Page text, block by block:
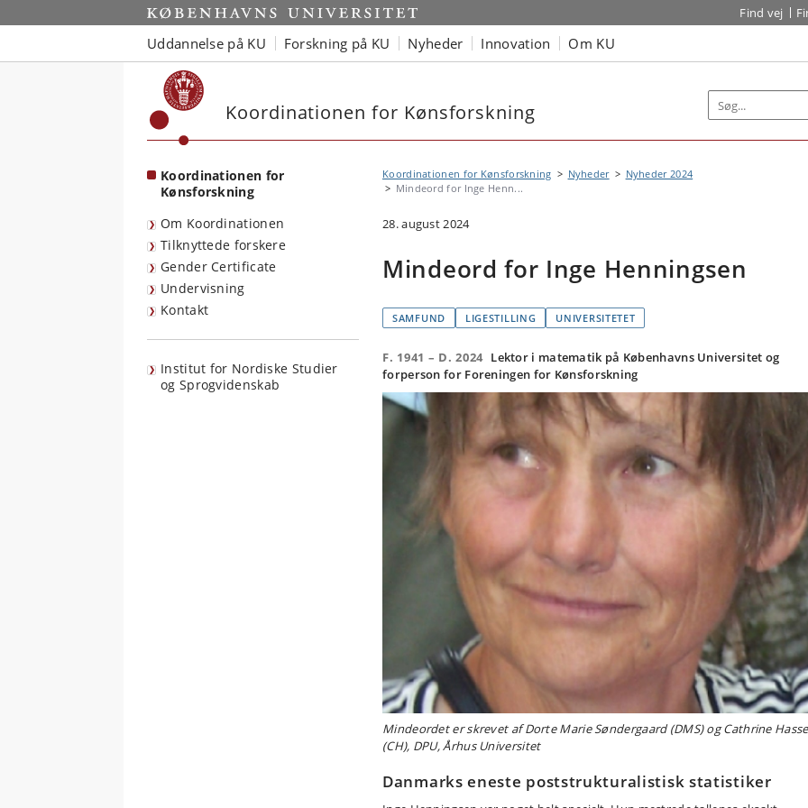
Start Find vej
Uddannelse på KU Forskning på KU Nyheder Innovation Om KU
Koordinationen for Kønsforskning
Koordinationen for
Kønsforskning
Om Koordinationen
Tilknyttede forskere
Gender Certificate
Undervisning
Kontakt
Institut for Nordiske Studier
og Sprogvidenskab
Koordinationen for Kønsforskning Nyheder
Nyheder 2024
Mindeord for Inge Henn...
28. august 2024
Mindeord for Inge Henningsen
SAMFUND LIGESTILLING UNIVERSITETET
F. 1941 – D. 2024 Lektor i matematik på Københavns Universitet og
forperson for Foreningen for Kønsforskning
Mindeordet er skrevet af Dorte Marie Søndergaard (DMS) og Cathrine Hasse
(CH), DPU, Århus Universitet
Danmarks eneste poststrukturalistisk statistiker